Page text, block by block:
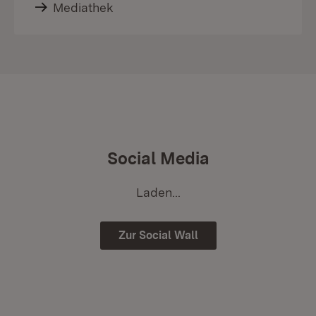
Mediathek
Social Media
Laden...
Zur Social Wall